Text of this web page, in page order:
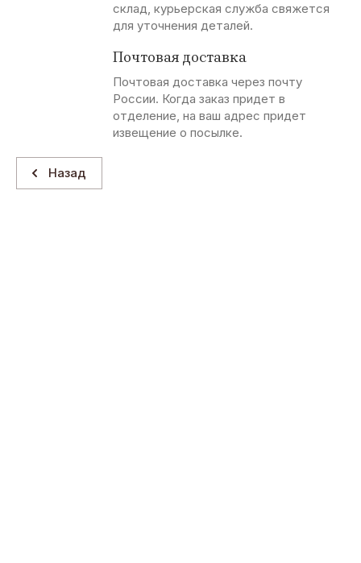
склад, курьерская служба свяжется
для уточнения деталей.
Почтовая доставка
Почтовая доставка через почту
России. Когда заказ придет в
отделение, на ваш адрес придет
извещение о посылке.
Назад